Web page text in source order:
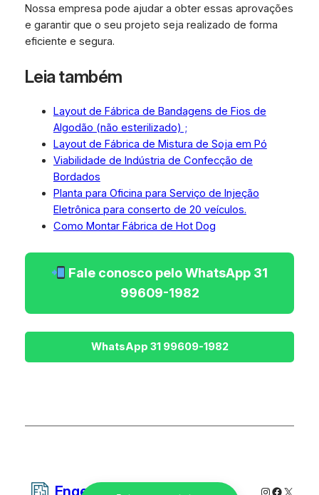
Nossa empresa pode ajudar a obter essas aprovações
e garantir que o seu projeto seja realizado de forma
eficiente e segura.
Leia também
Layout de Fábrica de Bandagens de Fios de
Algodão (não esterilizado) ;
Layout de Fábrica de Mistura de Soja em Pó
Viabilidade de Indústria de Confecção de
Bordados
Planta para Oficina para Serviço de Injeção
Eletrônica para conserto de 20 veículos.
Como Montar Fábrica de Hot Dog
Fale conosco pelo WhatsApp 31
99609-1982
Instagram
X